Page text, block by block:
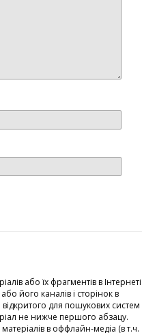
або їх фрагментів в Інтернеті
його каналів і сторінок в
для пошукових систем
не нижче першого абзацу.
в оффлайн-медіа (в т.ч.